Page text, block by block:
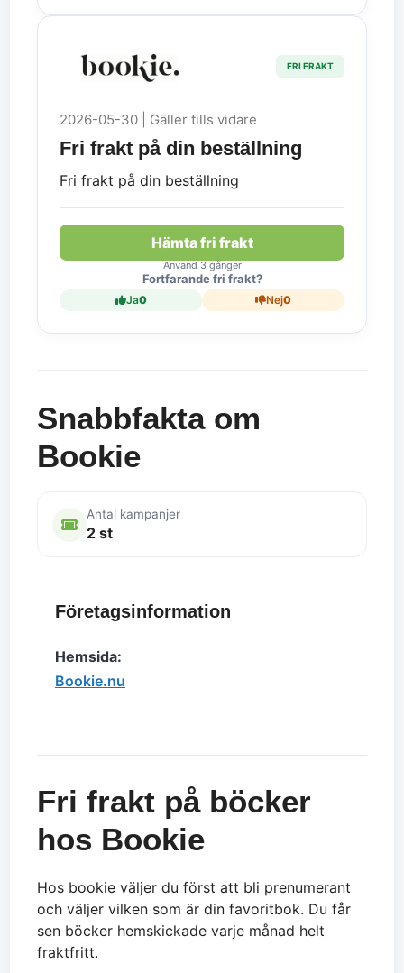
FRI FRAKT
2026-05-30 | Gäller tills vidare
Fri frakt på din beställning
Fri frakt på din beställning
Hämta fri frakt
Använd 3 gånger
Fortfarande fri frakt?
Ja0 Nej0
Snabbfakta om
Bookie
Antal kampanjer
2 st
Företagsinformation
Hemsida:
Bookie.nu
Fri frakt på böcker
hos Bookie
Hos bookie väljer du först att bli prenumerant
och väljer vilken som är din favoritbok. Du får
sen böcker hemskickade varje månad helt
fraktfritt.